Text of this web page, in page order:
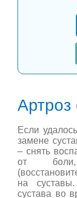
Артроз
Если
замене
– снять
от боли,
на
сустава во